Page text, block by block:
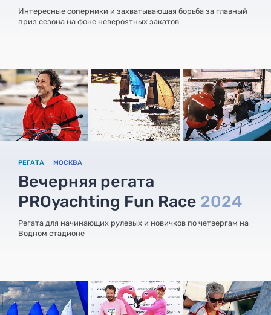
Интересные соперники и захватывающая борьба за главный
приз сезона на фоне невероятных закатов
РЕГАТА МОСКВА
Вечерняя регата
PROyachting Fun Race 2024
Регата для начинающих рулевых и новичков по четвергам на
Водном стадионе